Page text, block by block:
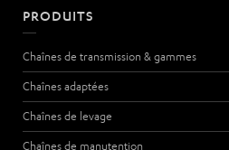
PRODUITS
Chaînes de transmission & gammes
Chaînes adaptées
Chaînes de levage
Chaînes de manutention